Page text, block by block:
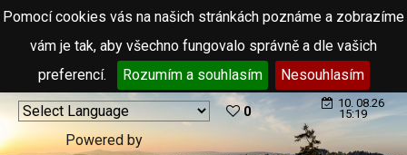
Pomocí cookies vás na našich stránkách poznáme a zobrazíme
vám je tak, aby všechno fungovalo správně a dle vašich
preferencí.
Rozumím a souhlasím Nesouhlasím
Powered by
0
10. 08.26
15:19